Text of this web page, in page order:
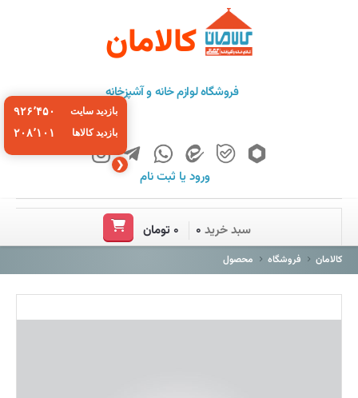
کالامان
فروشگاه لوازم خانه و آشپزخانه
ورودیا ثبت نام
فروشگاه
باشگاه مشتریان
سبد خرید ۰ ۰ تومان
کالامان فروشگاه محصول
❮
بازدید سایت ۹۲۶٬۴۵۰
بازدید کالاها ۲۰۸٬۱۰۱